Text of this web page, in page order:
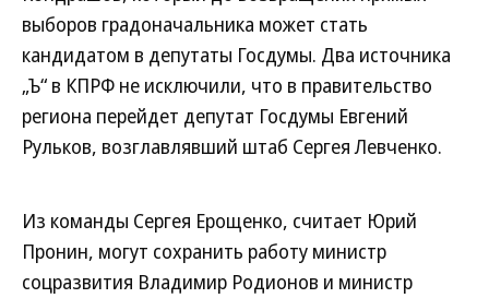
выборов градоначальника может стать
кандидатом в депутаты Госдумы. Два источника
„Ъ“ в КПРФ не исключили, что в правительство
региона перейдет депутат Госдумы Евгений
Рульков, возглавлявший штаб Сергея Левченко.
Из команды Сергея Ерощенко, считает Юрий
Пронин, могут сохранить работу министр
соцразвития Владимир Родионов и министр